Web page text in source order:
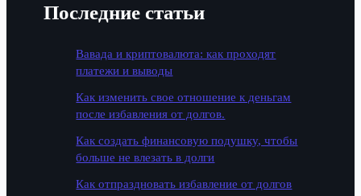
Последние статьи
Вавада и криптовалюта: как проходят
платежи и выводы
Как изменить свое отношение к деньгам
после избавления от долгов.
Как создать финансовую подушку, чтобы
больше не влезать в долги
Как отпраздновать избавление от долгов